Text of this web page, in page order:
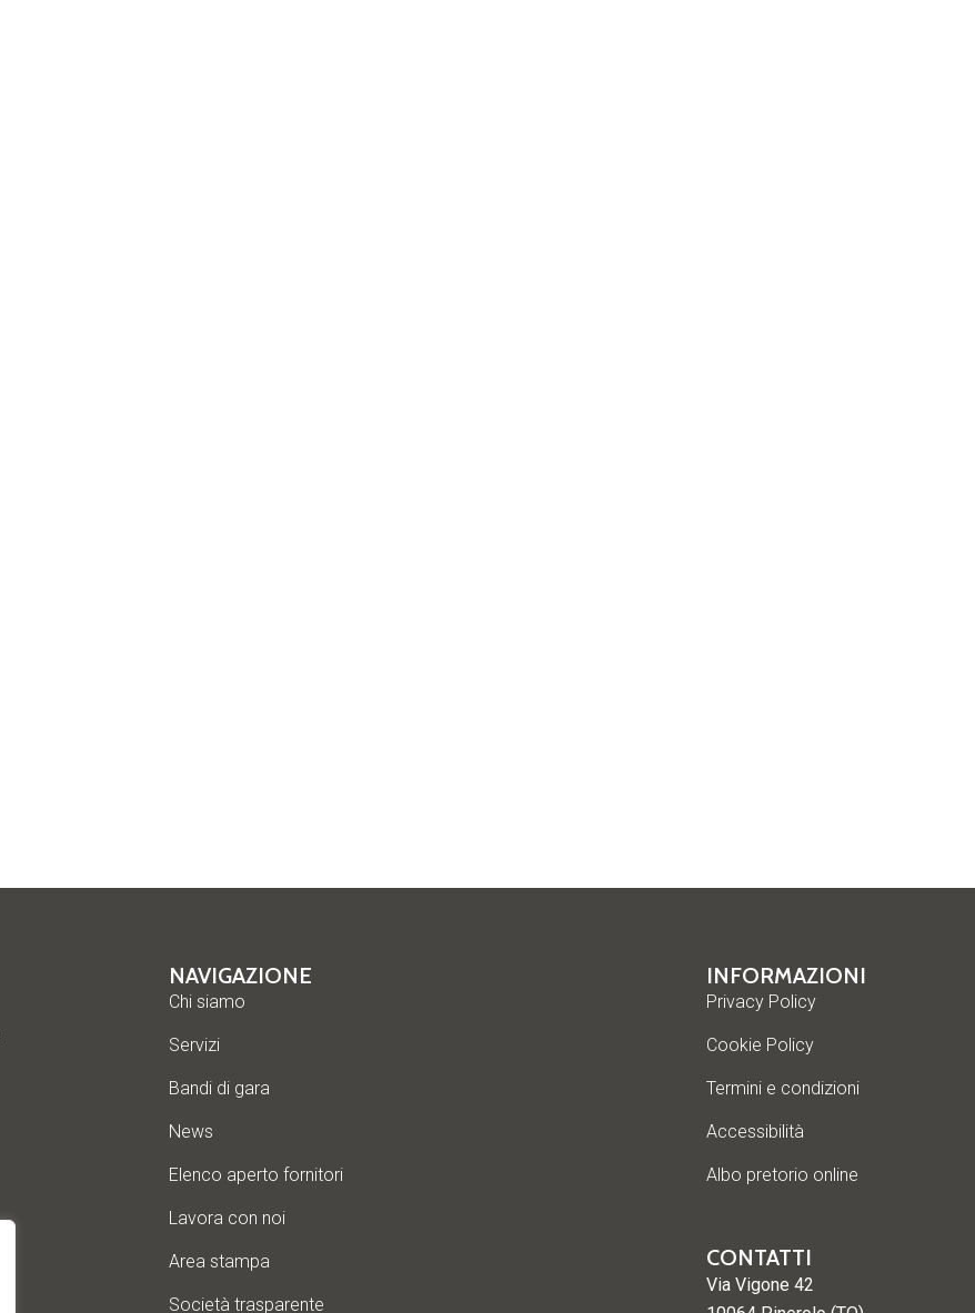
NAVIGAZIONE
Chi siamo
Servizi
Bandi di gara
News
Elenco aperto fornitori
Lavora con noi
Area stampa
Società trasparente
INFORMAZIONI
Privacy Policy
Cookie Policy
Termini e condizioni
Accessibilità
Albo pretorio online
CONTATTI
Via Vigone 42